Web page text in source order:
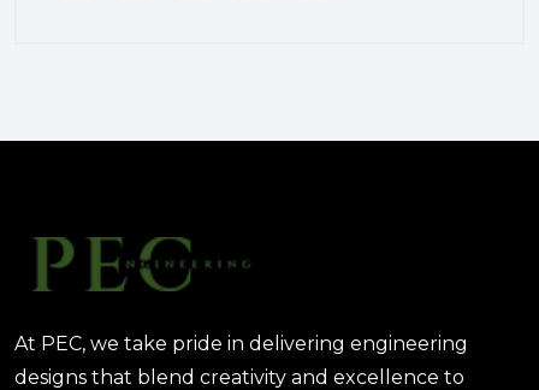
والتكاليف؟
At PEC, we take pride in delivering engineering
designs that blend creativity and excellence to